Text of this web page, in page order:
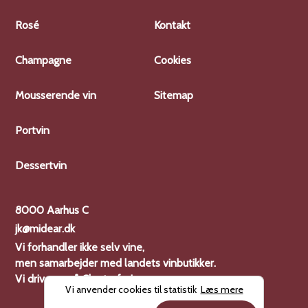
Rosé
Champagne
Mousserende vin
Portvin
Dessertvin
Kontakt
Cookies
Sitemap
8000 Aarhus C
jk@midear.dk
Vi forhandler ikke selv vine,
men samarbejder med landets vinbutikker.
Vi driver også Charterferien
Vi anvender cookies til statistik Læs mere